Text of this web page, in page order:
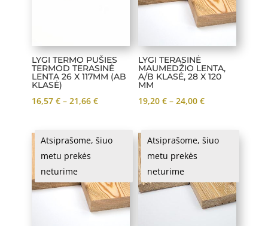
LYGI TERMO PUŠIES
TERMOD TERASINĖ
LENTA 26 X 117MM (AB
KLASĖ)
16,57 € – 21,66 €Price
through
LYGI TERASINĖ
MAUMEDŽIO LENTA,
A/B KLASĖ, 28 X 120
MM
19,20 € – 24,00 €Price
through
Atsiprašome, šiuo
metu prekės
neturime
Atsiprašome, šiuo
metu prekės
neturime